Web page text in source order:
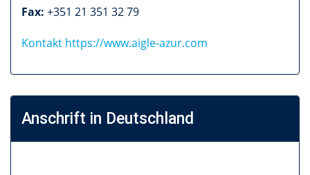
Fax: +351 21 351 32 79
Kontakt https://www.aigle-azur.com
Anschrift in Deutschland